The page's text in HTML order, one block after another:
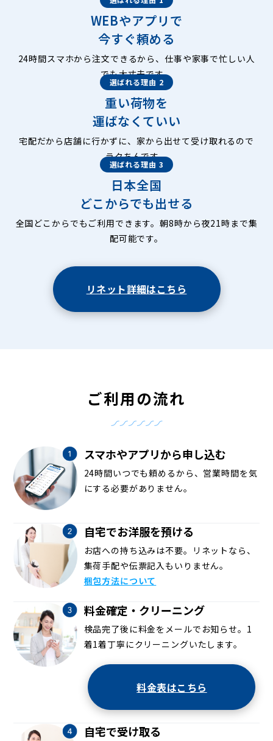
WEBやアプリで
今すぐ頼める
24時間スマホから注文できるから、仕事や家事で忙しい人
でも大丈夫です。
選ばれる理由 2
重い荷物を
運ばなくていい
宅配だから店舗に行かずに、家から出せて受け取れるので
ラクちんです。
選ばれる理由 3
日本全国
どこからでも出せる
全国どこからでもご利用できます。朝8時から夜21時まで集
配可能です。
リネット詳細はこちら
ご利用の流れ
スマホやアプリから申し込む
24時間いつでも頼めるから、営業時間を気
にする必要がありません。
自宅でお洋服を預ける
お店への持ち込みは不要。リネットなら、
集荷手配や伝票記入もいりません。
梱包方法について
料金確定・クリーニング
検品完了後に料金をメールでお知らせ。1
着1着丁寧にクリーニングいたします。
料金表はこちら
自宅で受け取る